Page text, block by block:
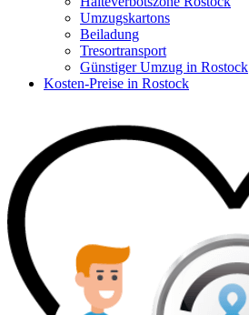
Umzugskartons
Beiladung
Tresortransport
Günstiger Umzug in Rostock
Kosten-Preise in Rostock